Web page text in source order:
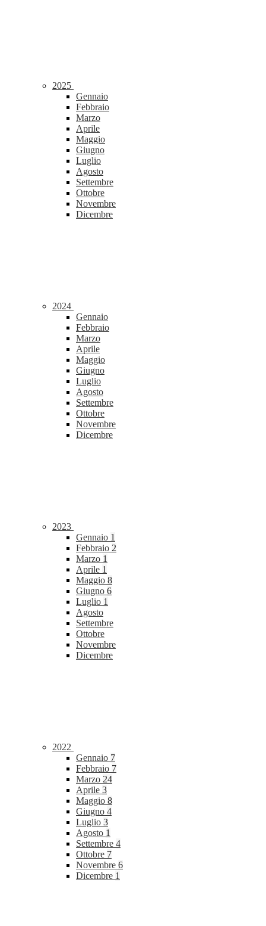
2025
Gennaio
Febbraio
Marzo
Aprile
Maggio
Giugno
Luglio
Agosto
Settembre
Ottobre
Novembre
Dicembre
2024
Gennaio
Febbraio
Marzo
Aprile
Maggio
Giugno
Luglio
Agosto
Settembre
Ottobre
Novembre
Dicembre
2023
Gennaio 1
Febbraio 2
Marzo 1
Aprile 1
Maggio 8
Giugno 6
Luglio 1
Agosto
Settembre
Ottobre
Novembre
Dicembre
2022
Gennaio 7
Febbraio 7
Marzo 24
Aprile 3
Maggio 8
Giugno 4
Luglio 3
Agosto 1
Settembre 4
Ottobre 7
Novembre 6
Dicembre 1